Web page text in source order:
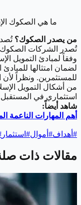
ما هي
من يصدر الصكوك؟
تُصدر الشركات الصكوك
وفقاً لمبادئ التمويل
لضمان امتثالها
للمستثمرين. ونظراً
من أشكال التمويل
استثماري في
شاهد أيضاً:
أهم المهارات الناعمة
# أهداف# أموال# استثمار
مقالات ذات